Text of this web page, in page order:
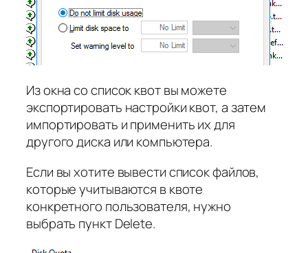
Из окна со список квот вы можете
экспортировать настройки квот, а затем
импортировать и применить их для
другого диска или компьютера.
Если вы хотите вывести список файлов,
которые учитываются в квоте
конкретного пользователя, нужно
выбрать пункт Delete.